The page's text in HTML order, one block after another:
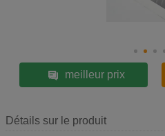
meilleur prix
Détails sur le produit